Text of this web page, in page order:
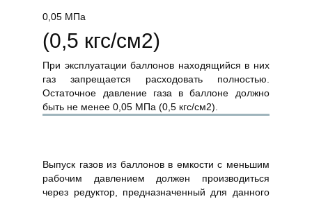
0,05 МПа
(0,5 кгс/см2)
При эксплуатации баллонов находящийся в них
газ запрещается расходовать полностью.
Остаточное давление газа в баллоне должно
быть не менее 0,05 МПа (0,5 кгс/см2).
Выпуск газов из баллонов в емкости с меньшим
рабочим давлением должен производиться
через редуктор, предназначенный для данного